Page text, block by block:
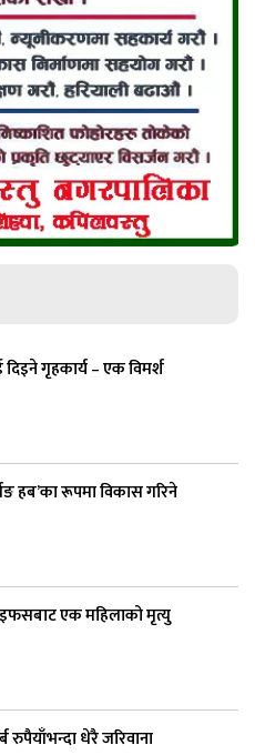
गृहकार्य – एक विमर्श
हब’का रूपमा विकास गरिने
एक महिलाको मृत्यु
धेरै जरिवाना